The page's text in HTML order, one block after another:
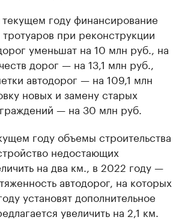
текущем году финансирование
тротуаров при реконструкции
уменьшат на 10 млн руб., на
дорог — на 13,1 млн руб.,
автодорог — на 109,1 млн
новых и замену старых
— на 30 млн руб.
году объемы строительства
недостающих
на два км., в 2022 году —
автодорог, на которых
установят дополнительное
увеличить на 2,1 км.